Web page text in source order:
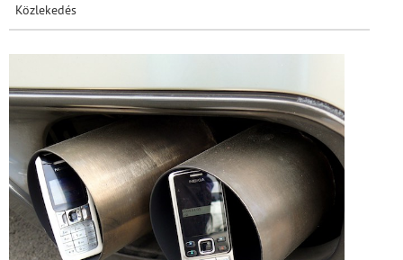
Közlekedés